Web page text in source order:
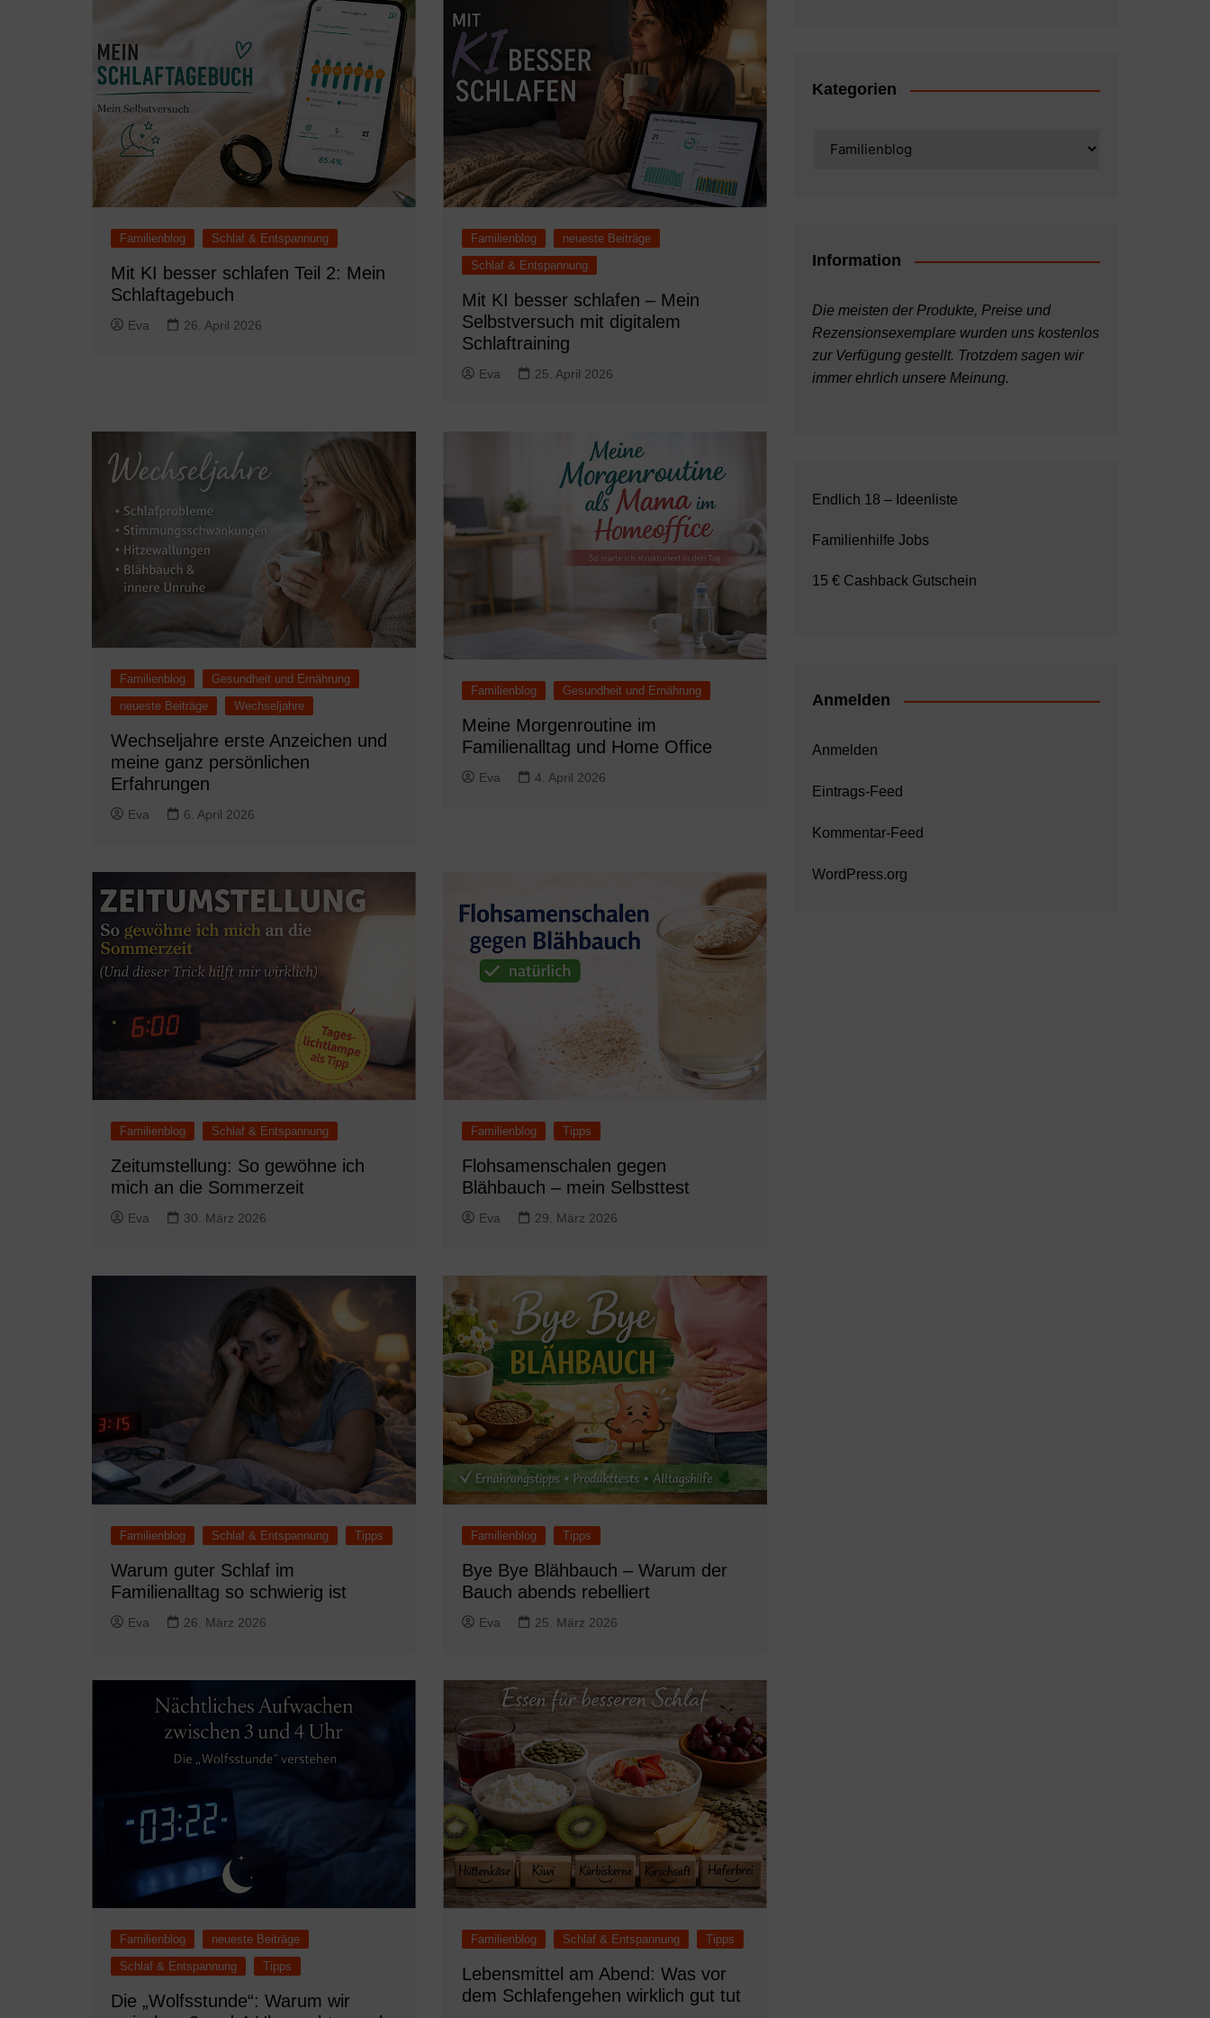
Familienblog Schlaf & Entspannung
Mit KI besser schlafen Teil 2: Mein
Schlaftagebuch
Eva 26. April 2026
Familienblog
neueste Beiträge
Schlaf & Entspannung
Mit KI besser schlafen – Mein
Selbstversuch mit digitalem
Schlaftraining
Eva 25. April 2026
Familienblog
Gesundheit und Ernährung
neueste Beiträge
Wechseljahre
Wechseljahre erste Anzeichen und
meine ganz persönlichen
Erfahrungen
Eva 6. April 2026
Familienblog Gesundheit und Ernährung
Meine Morgenroutine im
Familienalltag und Home Office
Eva 4. April 2026
Familienblog Schlaf & Entspannung
Zeitumstellung: So gewöhne ich
mich an die Sommerzeit
Eva 30. März 2026
Familienblog Tipps
Flohsamenschalen gegen
Blähbauch – mein Selbsttest
Eva 29. März 2026
Familienblog Schlaf & Entspannung Tipps
Warum guter Schlaf im
Familienalltag so schwierig ist
Eva 26. März 2026
Familienblog Tipps
Bye Bye Blähbauch – Warum der
Bauch abends rebelliert
Eva 25. März 2026
Familienblog
neueste Beiträge
Schlaf & Entspannung
Tipps
Die „Wolfsstunde“: Warum wir
Familienblog Schlaf & Entspannung Tipps
Lebensmittel am Abend: Was vor
dem Schlafengehen wirklich gut tut
Kategorien
Information
Die meisten der Produkte, Preise und
Rezensionsexemplare wurden uns kostenlos
zur Verfügung gestellt. Trotzdem sagen wir
immer ehrlich unsere Meinung.
Endlich 18 – Ideenliste
Familienhilfe Jobs
15 € Cashback Gutschein
Anmelden
Anmelden
Eintrags-Feed
Kommentar-Feed
WordPress.org